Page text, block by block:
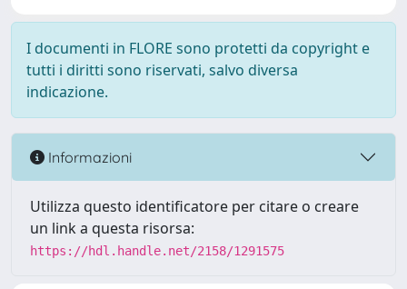
I documenti in FLORE sono protetti da copyright e
tutti i diritti sono riservati, salvo diversa
indicazione.
Informazioni
Utilizza questo identificatore per citare o creare
un link a questa risorsa:
https://hdl.handle.net/2158/1291575